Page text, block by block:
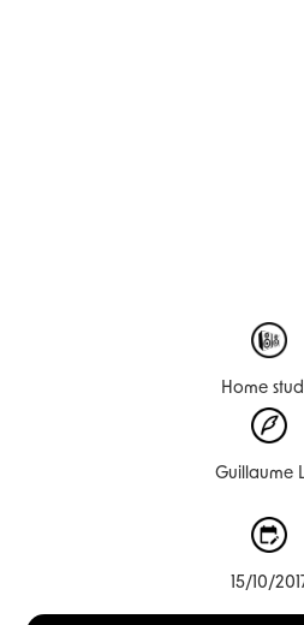
Home
Guillaume
15/10/